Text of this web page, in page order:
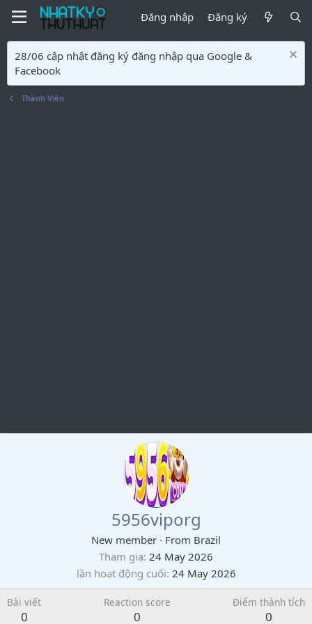
Đăng nhập Đăng ký
28/06 cập nhật đăng ký đăng nhập qua Google &
Facebook
Thành Viên
5956viporg
New member · From Brazil
Tham gia 24 May 2026
lần hoạt động cuối 24 May 2026
Bài viết
0
Reaction score
0
Điểm thành tích
0